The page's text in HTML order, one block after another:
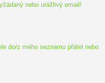
nebo urážlivý email!
do/z mého seznamu přátel nebo